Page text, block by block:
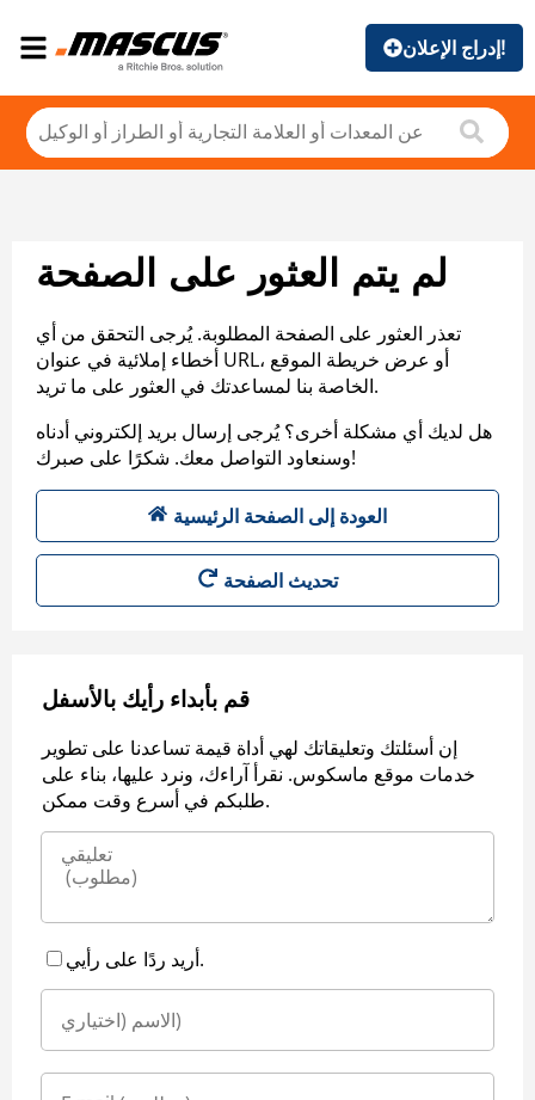
إدراج الإعلان!
لم يتم العثور على الصفحة
تعذر العثور على الصفحة المطلوبة. يُرجى التحقق من أي
أخطاء إملائية في عنوان URL، أو عرض خريطة الموقع
الخاصة بنا لمساعدتك في العثور على ما تريد.
هل لديك أي مشكلة أخرى؟ يُرجى إرسال بريد إلكتروني أدناه
وسنعاود التواصل معك. شكرًا على صبرك!
العودة إلى الصفحة الرئيسية
تحديث الصفحة
قم بأبداء رأيك بالأسفل
إن أسئلتك وتعليقاتك لهي أداة قيمة تساعدنا على تطوير
خدمات موقع ماسكوس. نقرأ آراءك، ونرد عليها، بناء على
طلبكم في أسرع وقت ممكن.
أريد ردًا على رأيي.